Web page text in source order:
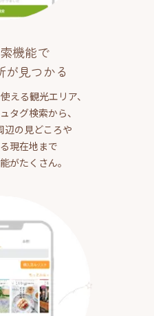
機能で
が見つかる
える観光エリア、
タグ検索から、
辺の見どころや
現在地まで
がたくさん。